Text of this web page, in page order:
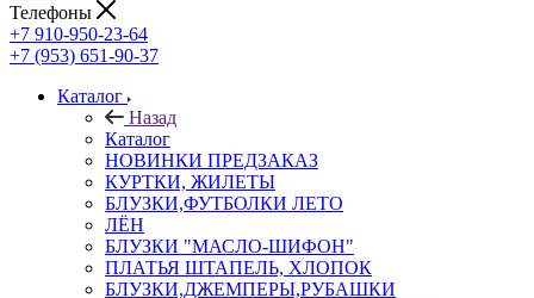
Телефоны
+7 910-950-23-64
+7 (953) 651-90-37
Каталог
Назад
Каталог
НОВИНКИ ПРЕДЗАКАЗ
КУРТКИ, ЖИЛЕТЫ
БЛУЗКИ,ФУТБОЛКИ ЛЕТО
ЛЁН
БЛУЗКИ "МАСЛО-ШИФОН"
ПЛАТЬЯ ШТАПЕЛЬ, ХЛОПОК
БЛУЗКИ,ДЖЕМПЕРЫ,РУБАШКИ